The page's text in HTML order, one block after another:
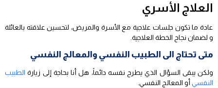
العلاج الأسري
عادة ما تكون جلسات علاجية مع الأسرة والمريض، لتحسين علاقته بالعائلة
و لضمان نجاح الخطة العلاجية.
متى تحتاج الى الطبيب النفسي والمعالج النفسي
ولكن يبقى السؤال الذي يطرح نفسه دائماً، هل أنا بحاجة إلى زيارة الطبيب
النفسي أو المعالج النفسي.